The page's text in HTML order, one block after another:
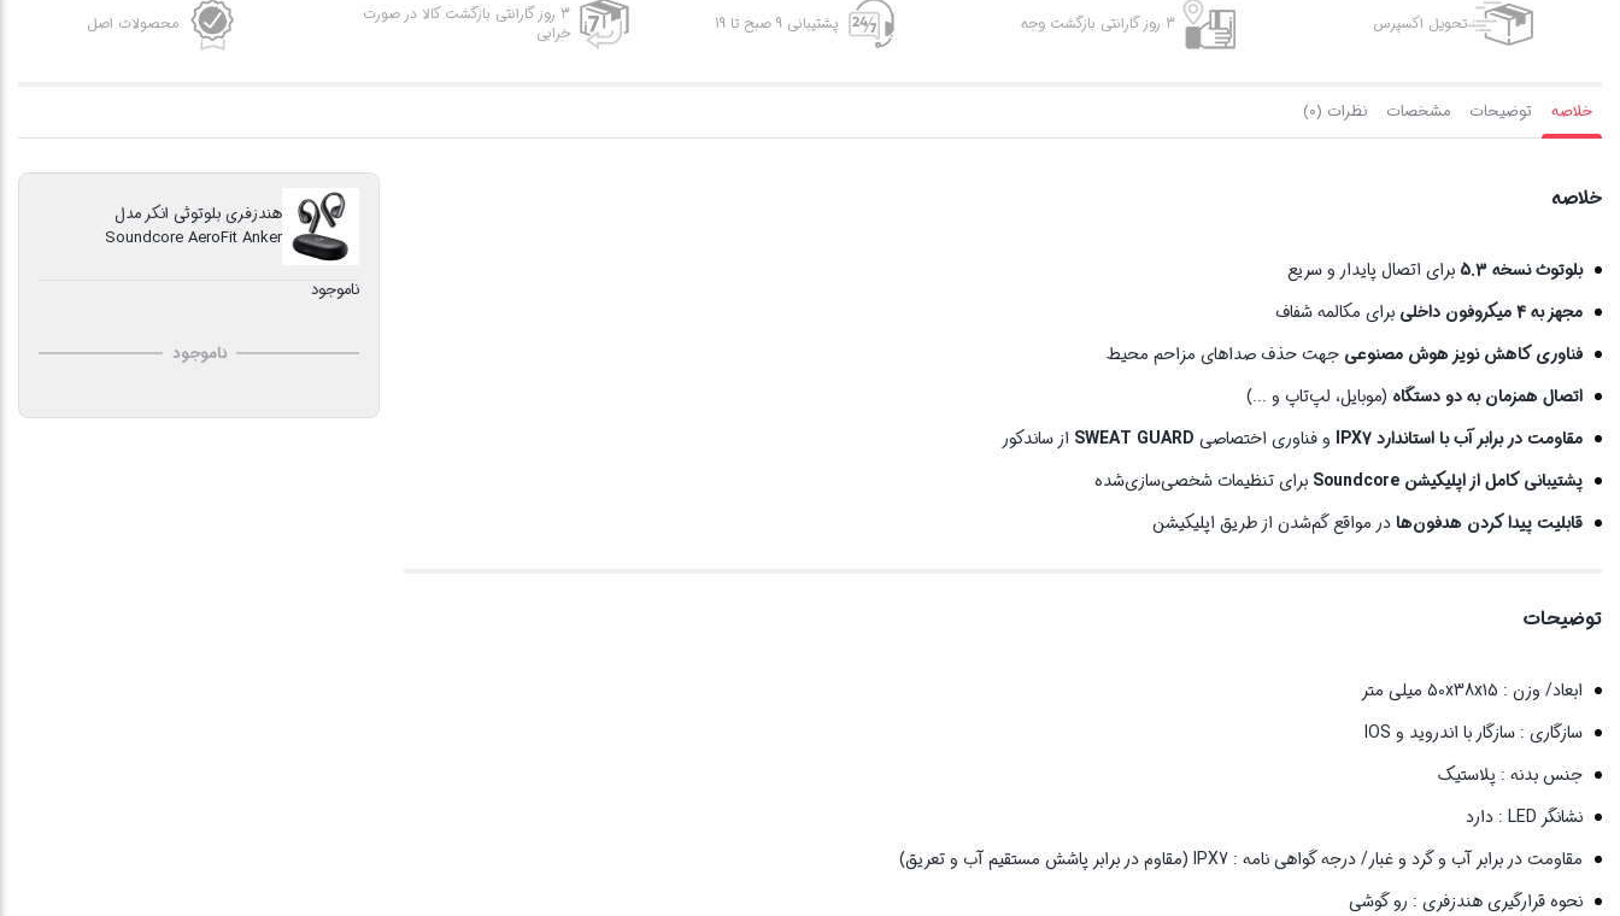
تحویل اکسپرس 3 روز گارانتی بازگشت وجه پشتیبانی 9 صبح تا 19
3 روز گارانتی بازگشت کالا در صورت
خرابی
محصولات اصل
خلاصه توضیحات مشخصات نظرات (0)
خلاصه
بلوتوث نسخه 5.3
برای اتصال پایدار و سریع
مجهز به 4 میکروفون داخلی
برای مکالمه شفاف
فناوری کاهش نویز هوش مصنوعی جهت حذف صداهای مزاحم محیط
اتصال همزمان به دو دستگاه (موبایل، لپ‌تاپ و ...)
مقاومت در برابر آب با استاندارد IPX7
و فناوری اختصاصی SWEAT GUARD از ساندکور
پشتیبانی کامل از اپلیکیشن Soundcore
برای تنظیمات شخصی‌سازی‌شده
قابلیت پیدا کردن هدفون‌ها در مواقع گم‌شدن از طریق اپلیکیشن
توضیحات
ابعاد/ وزن : 50x38x15 میلی متر
سازگاری : سازگار با اندروید و IOS
جنس بدنه : پلاستیک
نشانگر LED : دارد
مقاومت در برابر آب و گرد و غبار/ درجه گواهی‌ نامه : IPX7 (مقاوم در برابر پاشش مستقیم آب و تعریق)
نحوه قرارگیری هندزفری : رو گوشی
هندزفری بلوتوثی انکر مدل
Soundcore AeroFit Anker
ناموجود
ناموجود